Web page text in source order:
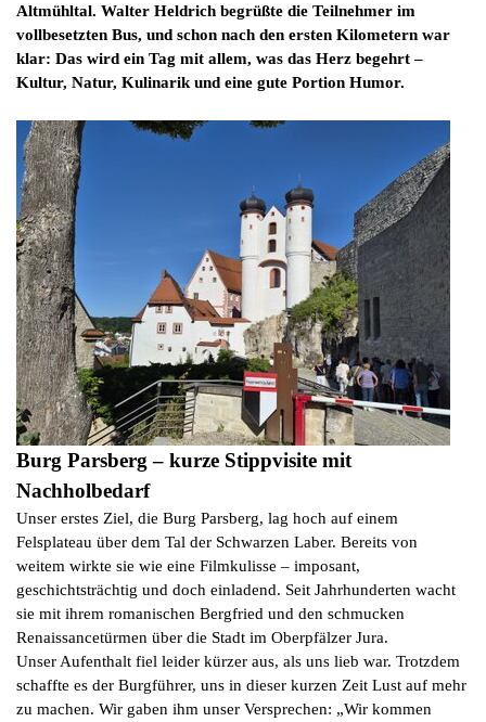
Altmühltal. Walter Heldrich begrüßte die Teilnehmer im
vollbesetzten Bus, und schon nach den ersten Kilometern war
klar: Das wird ein Tag mit allem, was das Herz begehrt –
Kultur, Natur, Kulinarik und eine gute Portion Humor.
Burg Parsberg – kurze Stippvisite mit
Nachholbedarf
Unser erstes Ziel, die Burg Parsberg, lag hoch auf einem
Felsplateau über dem Tal der Schwarzen Laber. Bereits von
weitem wirkte sie wie eine Filmkulisse – imposant,
geschichtsträchtig und doch einladend. Seit Jahrhunderten wacht
sie mit ihrem romanischen Bergfried und den schmucken
Renaissancetürmen über die Stadt im Oberpfälzer Jura.
Unser Aufenthalt fiel leider kürzer aus, als uns lieb war. Trotzdem
schaffte es der Burgführer, uns in dieser kurzen Zeit Lust auf mehr
zu machen. Wir gaben ihm unser Versprechen: „Wir kommen